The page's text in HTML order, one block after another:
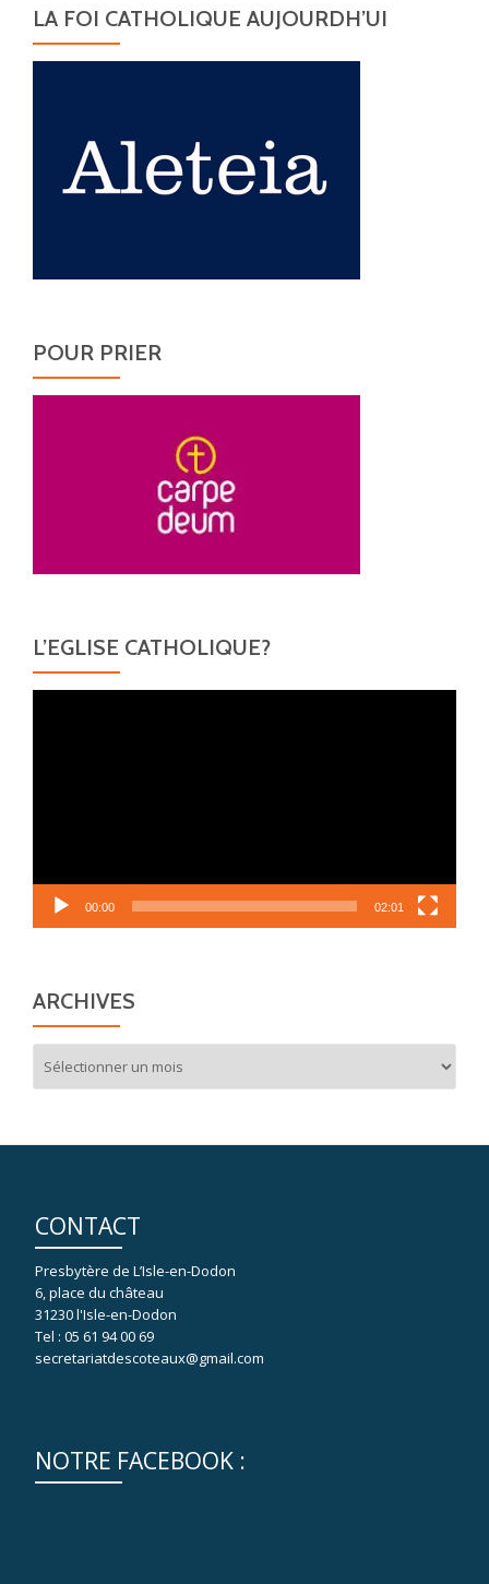
LA FOI CATHOLIQUE AUJOURDH’UI
POUR PRIER
L’EGLISE CATHOLIQUE?
00:00 02:01
ARCHIVES
CONTACT
Presbytère de L’Isle-en-Dodon
6, place du château
31230 l'Isle-en-Dodon
Tel : 05 61 94 00 69
secretariatdescoteaux@gmail.com
NOTRE FACEBOOK :